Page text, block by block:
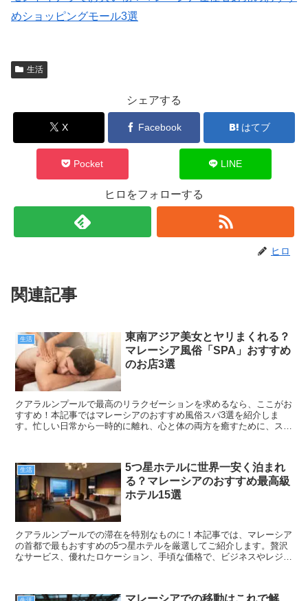
めショッピングモール3選
生活
シェアする
X Facebook はてブ
Pocket LINE
ヒロをフォローする
ヒロ
関連記事
生活
東南アジア美女とヤリまくれる？
マレーシア風俗「SPA」おすすめ
のお店3選
クアラルンプールで最高のリラクゼーションを求めるなら、ここがお
すすめ！本記事ではマレーシアのおすすめ風俗スパ3選を紹介しま
す。忙しい日常から一時的に離れ、心と体の両方を癒すために、スパ
生活
5つ星ホテルに世界一安く泊まれ
る？マレーシアのおすすめ最高級
ホテル15選
クアラルンプールでの滞在を特別なものに！本記事では、マレーシア
の首都で最もおすすめの5つ星ホテルを厳選してご紹介します。贅沢
なサービス、優れたロケーション、手頃な価格で、ビジネスやレジャ
マレーシアでの移動はこれで解